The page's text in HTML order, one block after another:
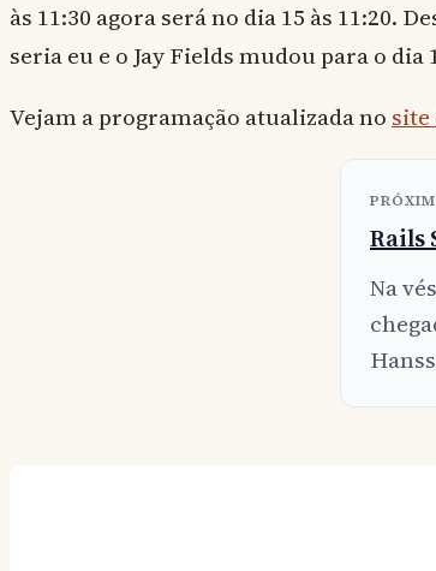
às 11:30 agora será no dia 15 às 11:20.
seria eu e o Jay Fields mudou para o dia
Vejam a programação atualizada no site
Rails
Na